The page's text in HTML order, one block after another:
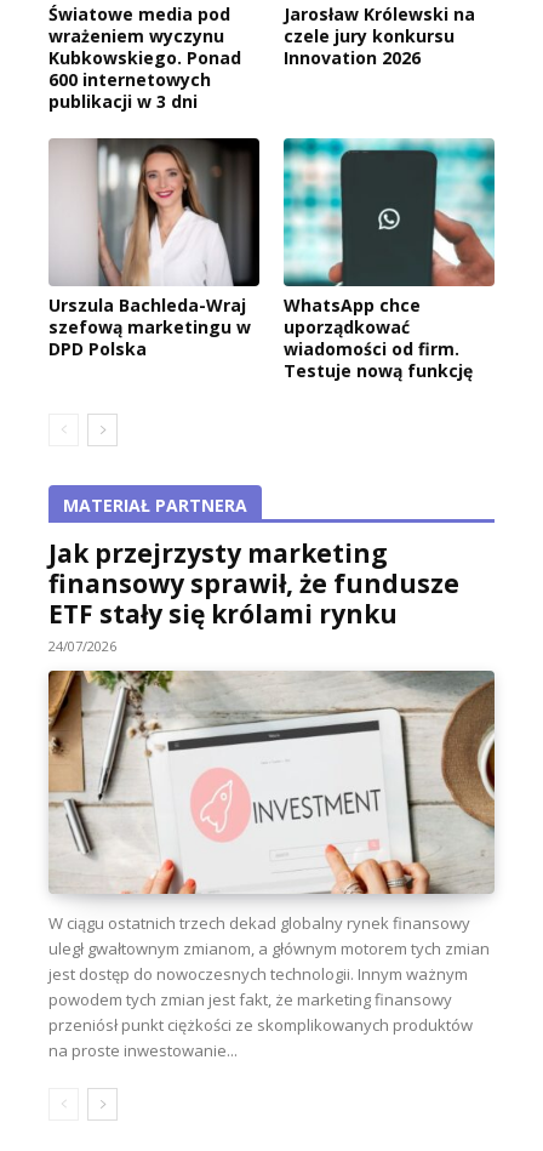
Światowe media pod
wrażeniem wyczynu
Kubkowskiego. Ponad
600 internetowych
publikacji w 3 dni
Jarosław Królewski na
czele jury konkursu
Innovation 2026
Urszula Bachleda-Wraj
szefową marketingu w
DPD Polska
WhatsApp chce
uporządkować
wiadomości od firm.
Testuje nową funkcję
MATERIAŁ PARTNERA
Jak przejrzysty marketing
finansowy sprawił, że fundusze
ETF stały się królami rynku
24/07/2026
W ciągu ostatnich trzech dekad globalny rynek finansowy
uległ gwałtownym zmianom, a głównym motorem tych zmian
jest dostęp do nowoczesnych technologii. Innym ważnym
powodem tych zmian jest fakt, że marketing finansowy
przeniósł punkt ciężkości ze skomplikowanych produktów
na proste inwestowanie...